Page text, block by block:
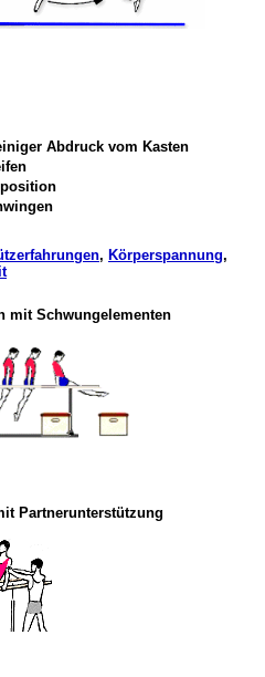
Abdruck vom Kasten
, Körperspannung,
mit Schwungelementen
Partnerunterstützung